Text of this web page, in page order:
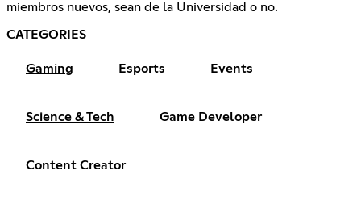
miembros nuevos, sean de la Universidad o no.
CATEGORIES
Gaming Esports Events
Science & Tech Game Developer
Content Creator